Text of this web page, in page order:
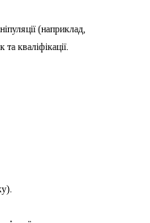
(наприклад,
кваліфікації.